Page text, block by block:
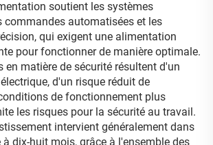
soutient les systèmes
commandes automatisées et les
qui exigent une alimentation
pour fonctionner de manière optimale.
en matière de sécurité résultent d'un
d'un risque réduit de
de fonctionnement plus
les risques pour la sécurité au travail.
intervient généralement dans
dix-huit mois, grâce à l'ensemble des